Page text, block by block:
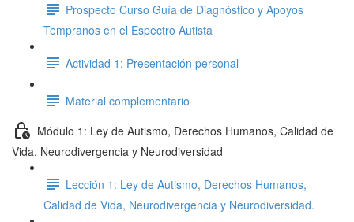
Prospecto Curso Guía de Diagnóstico y Apoyos
Tempranos en el Espectro Autista
Actividad 1: Presentación personal
Material complementario
Módulo 1: Ley de Autismo, Derechos Humanos, Calidad de
Vida, Neurodivergencia y Neurodiversidad
Lección 1: Ley de Autismo, Derechos Humanos,
Calidad de Vida, Neurodivergencia y Neurodiversidad.